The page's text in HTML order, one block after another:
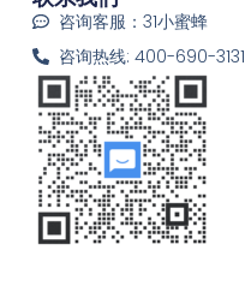
咨询客服：31小蜜蜂
咨询热线: 400-690-3131